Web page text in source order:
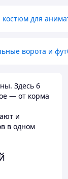
костюм для
ворота и
Здесь 6
— от корма
и
в одном